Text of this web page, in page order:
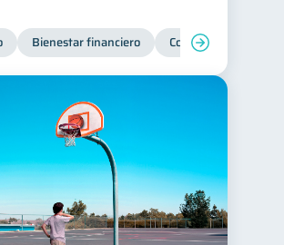
Bienestar financiero Consejos